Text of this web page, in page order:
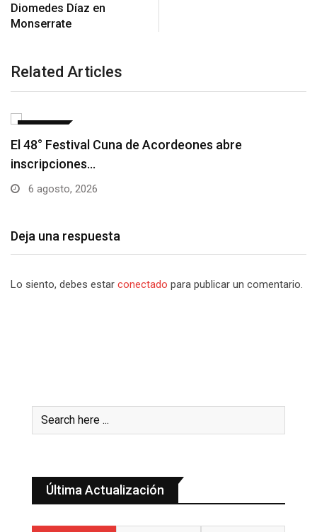
Diomedes Díaz en
Monserrate
Related Articles
Barranquilla realizará el concierto ‘Capital de la
Patria…
6 agosto, 2026
Deja una respuesta
Lo siento, debes estar conectado para publicar un comentario.
Última Actualización